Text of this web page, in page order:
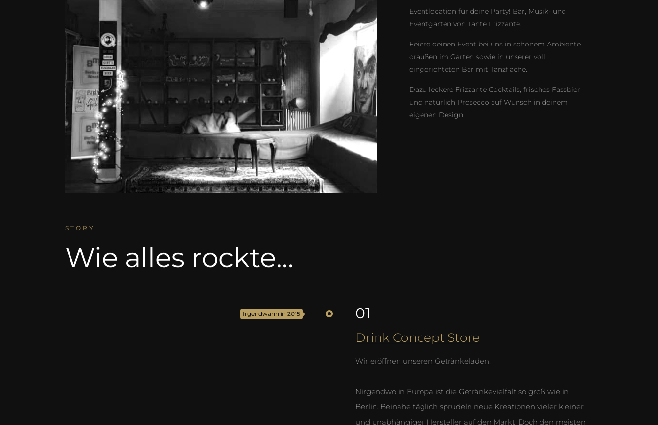
Eventlocation für deine Party! Bar, Musik- und
Eventgarten von Tante Frizzante.
Feiere deinen Event bei uns in schönem Ambiente
draußen im Garten sowie in unserer voll
eingerichteten Bar mit Tanzfläche.
Dazu leckere Frizzante Cocktails, frisches Fassbier
und natürlich Prosecco auf Wunsch in deinem
eigenen Design.
STORY
Wie alles rockte...
Irgendwann in 2015 01
Drink Concept Store
Wir eröffnen unseren Getränkeladen.
Nirgendwo in Europa ist die Getränkevielfalt so groß wie in
Berlin. Beinahe täglich sprudeln neue Kreationen vieler kleiner
und unabhängiger Hersteller auf den Markt. Doch den meisten